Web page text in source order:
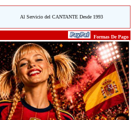
Al Servicio del CANTANTE Desde 1993
Formas De Pago